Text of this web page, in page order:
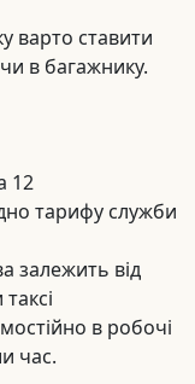
варто ставити
в багажнику.
12
тарифу служби
залежить від
в робочі
час.